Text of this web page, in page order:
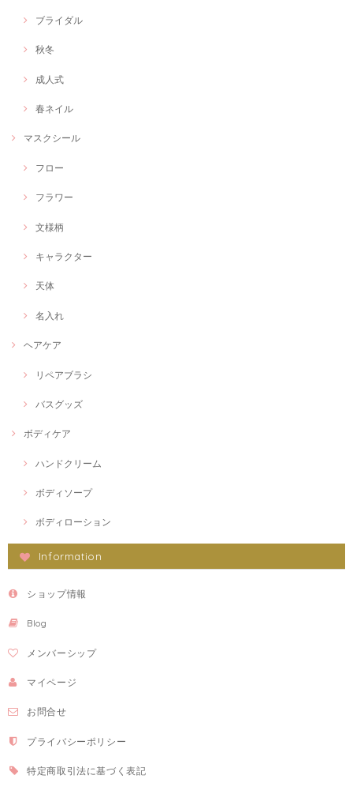
ブライダル
秋冬
成人式
春ネイル
マスクシール
フロー
フラワー
文様柄
キャラクター
天体
名入れ
ヘアケア
リペアブラシ
バスグッズ
ボディケア
ハンドクリーム
ボディソープ
ボディローション
Information
ショップ情報
Blog
メンバーシップ
マイページ
お問合せ
プライバシーポリシー
特定商取引法に基づく表記